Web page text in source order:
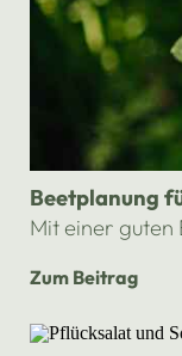
Beetplanung
Mit einer guten
Zum Beitrag